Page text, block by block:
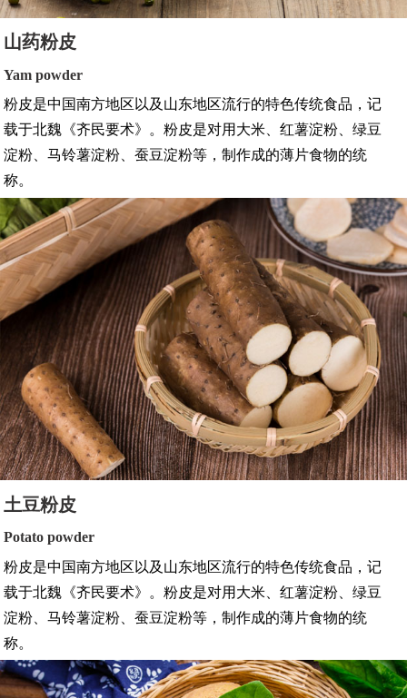
山药粉皮
Yam powder
粉皮是中国南方地区以及山东地区流行的特色传统食品，记
载于北魏《齐民要术》。粉皮是对用大米、红薯淀粉、绿豆
淀粉、马铃薯淀粉、蚕豆淀粉等，制作成的薄片食物的统
称。
土豆粉皮
Potato powder
粉皮是中国南方地区以及山东地区流行的特色传统食品，记
载于北魏《齐民要术》。粉皮是对用大米、红薯淀粉、绿豆
淀粉、马铃薯淀粉、蚕豆淀粉等，制作成的薄片食物的统
称。